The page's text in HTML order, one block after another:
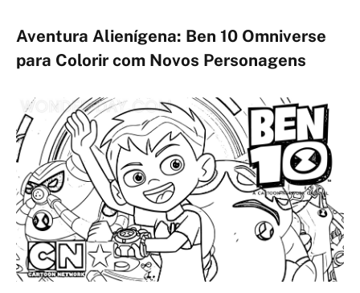
Aventura Alienígena: Ben 10 Omniverse
para Colorir com Novos Personagens